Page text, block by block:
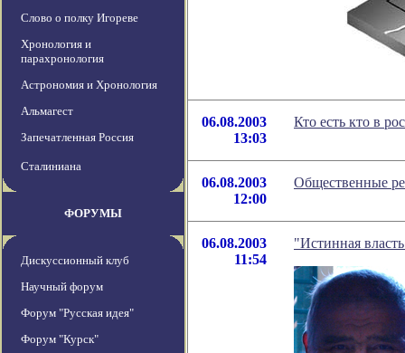
Слово о полку Игореве
Хронология и
парахронология
Астрономия и Хронология
Альмагест
Запечатленная Россия
Сталиниана
ФОРУМЫ
Дискуссионный клуб
Научный форум
Форум "Русская идея"
Форум "Курск"
06.08.2003
13:03
Кто есть кто в
06.08.2003
12:00
Общественные
06.08.2003
11:54
"Истинная